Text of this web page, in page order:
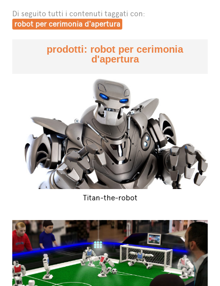
Di seguito tutti i contenuti taggati con:
robot per cerimonia d'apertura
prodotti: robot per cerimonia
d'apertura
Titan-the-robot